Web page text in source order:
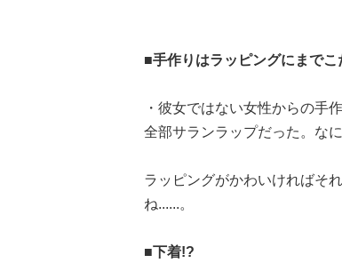
■手作りはラッピングにまでこ
・彼女ではない女性からの手
全部サランラップだった。な
ラッピングがかわいければそ
ね......。
■下着!?